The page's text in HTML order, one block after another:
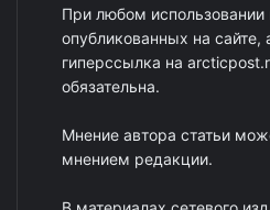
При любом использовании
опубликованных на сайте,
гиперссылка на
обязательна.
Мнение автора статьи
мнением редакции.